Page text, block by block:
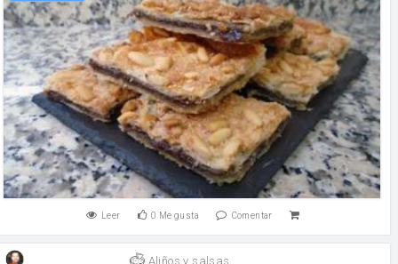
Leer 0 Me gusta Comentar
Aliños y salsas